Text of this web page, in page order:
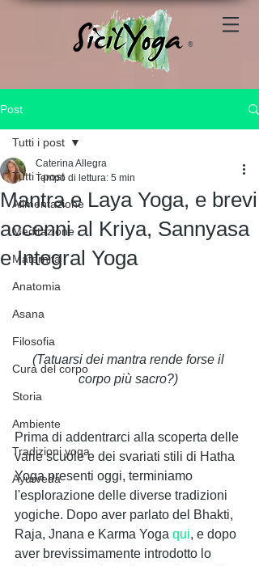
®
Post
Tutti i post
Alimentazione
Meditazione
Maternità
Anatomia
Asana
Filosofia
Cura del corpo
Storia
Ambiente
Tradizioni yoga
Ayurveda
Tutti i post
Mantra e Laya Yoga, e brevi
accenni al Kriya, Sannyasa
e Integral Yoga
Caterina Allegra
Tempo di lettura: 5 min
(Tatuarsi dei mantra rende forse il
corpo più sacro?)
Prima di addentrarci alla scoperta delle
varie scuole e dei svariati stili di Hatha
Yoga presenti oggi, terminiamo
l'esplorazione delle diverse tradizioni
yogiche. Dopo aver parlato del Bhakti,
Raja, Jnana e Karma Yoga qui, e dopo
aver brevissimamente introdotto lo